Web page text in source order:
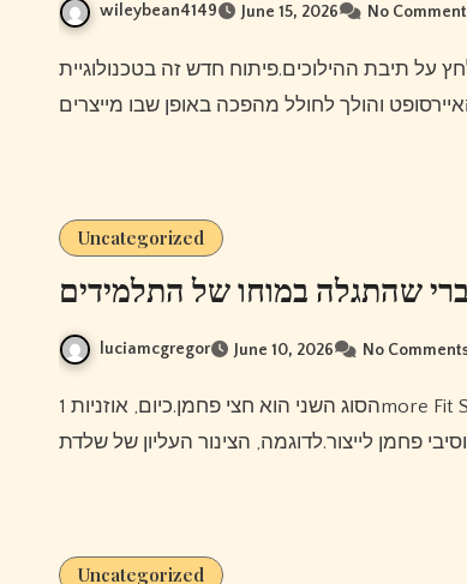
wileybean4149 June 15, 2026 No
Uncategorized
שהתגלה במוחו של התלמידים
luciamcgregor June 10, 2026 No
הסוג השני הוא חצי פחמן.כיום, אוזניות 1more Fit SE פתוחות S30 הרבהאופני קרבון יישמו את המבנה של אופני קרבון
Uncategorized